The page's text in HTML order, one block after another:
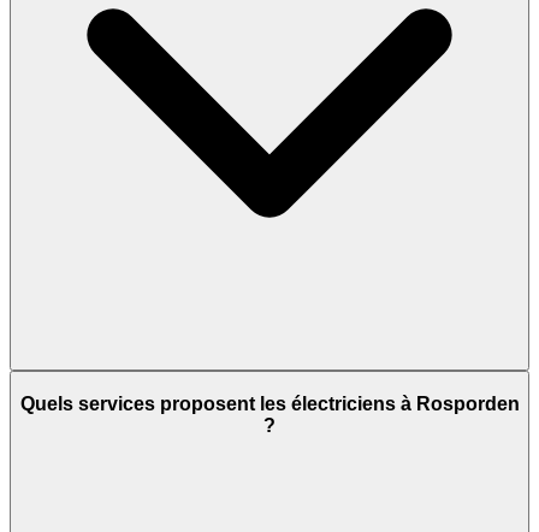
Quels services proposent les électriciens à Rosporden
?